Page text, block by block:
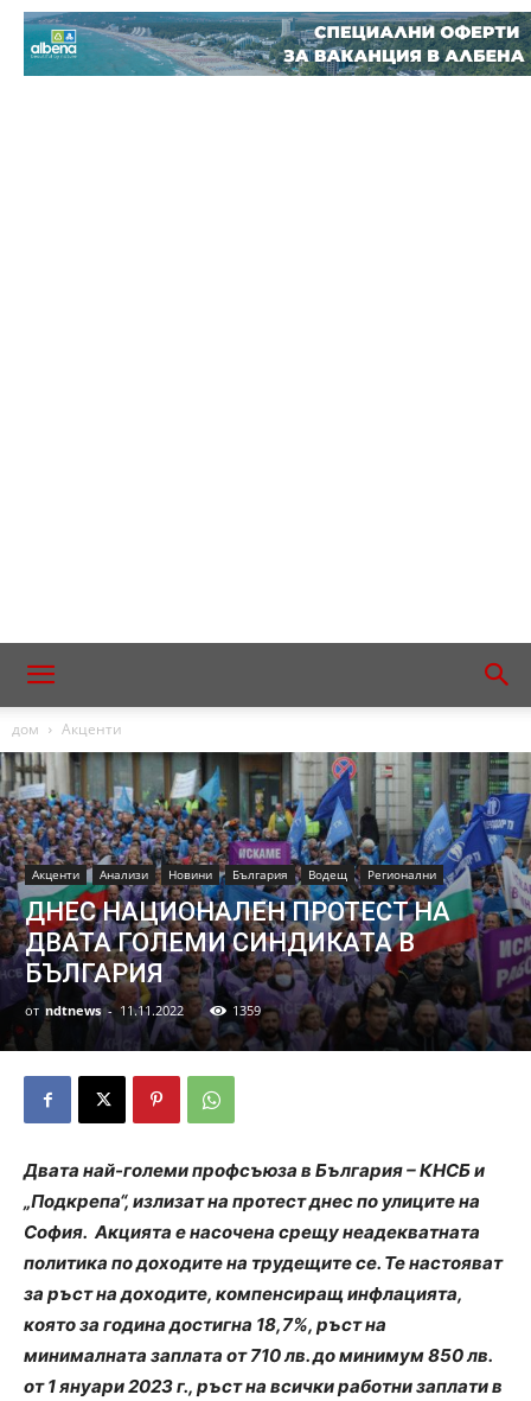
дом Акценти
Акценти Анализи Новини България Водещ Регионални
ДНЕС НАЦИОНАЛЕН ПРОТЕСТ НА
ДВАТА ГОЛЕМИ СИНДИКАТА В
БЪЛГАРИЯ
от ndtnews - 11.11.2022 1359
Двата най-големи профсъюза в България – КНСБ и
„Подкрепа“, излизат на протест днес по улиците на
София. Акцията е насочена срещу неадекватната
политика по доходите на трудещите се. Те настояват
за ръст на доходите, компенсиращ инфлацията,
която за година достигна 18,7%, ръст на
минималната заплата от 710 лв. до минимум 850 лв.
от 1 януари 2023 г., ръст на всички работни заплати в